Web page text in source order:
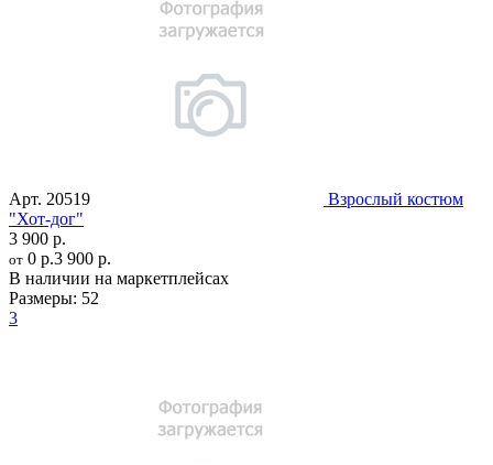
Арт. 20519
Взрослый костюм
"Хот-дог"
3 900 р.
от 0 р.3 900 р.
В наличии на маркетплейсах
Размеры: 52
3